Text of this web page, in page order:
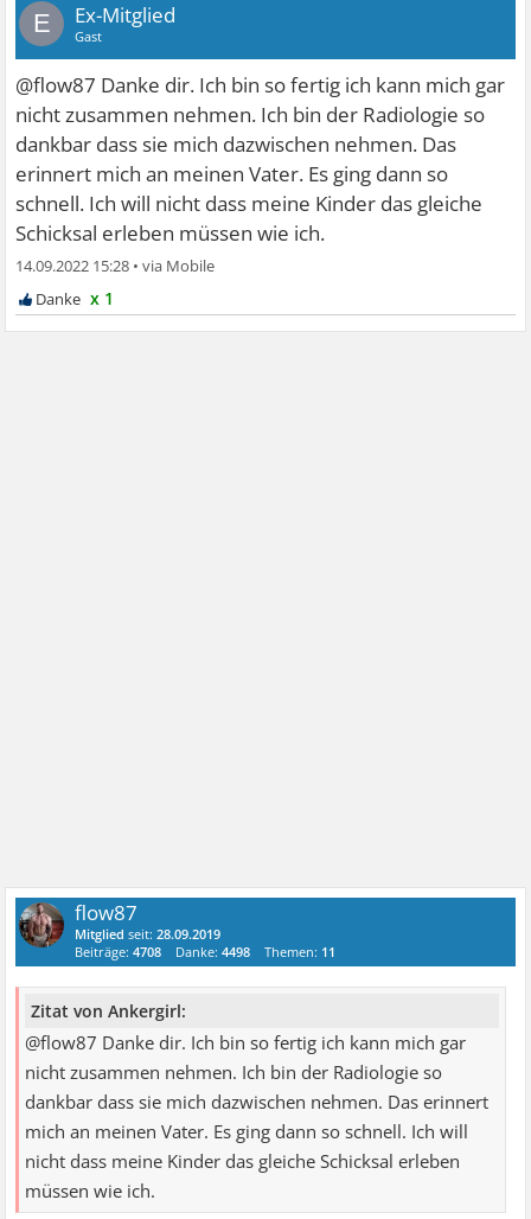
E Ex-Mitglied
Gast
@flow87 Danke dir. Ich bin so fertig ich kann mich gar
nicht zusammen nehmen. Ich bin der Radiologie so
dankbar dass sie mich dazwischen nehmen. Das
erinnert mich an meinen Vater. Es ging dann so
schnell. Ich will nicht dass meine Kinder das gleiche
Schicksal erleben müssen wie ich.
14.09.2022 15:28 •
x 1
flow87
Mitglied seit:28.09.2019
Beiträge:4708 Danke:4498 Themen: 11
Zitat von Ankergirl:
@flow87 Danke dir. Ich bin so fertig ich kann mich gar
nicht zusammen nehmen. Ich bin der Radiologie so
dankbar dass sie mich dazwischen nehmen. Das erinnert
mich an meinen Vater. Es ging dann so schnell. Ich will
nicht dass meine Kinder das gleiche Schicksal erleben
müssen wie ich.